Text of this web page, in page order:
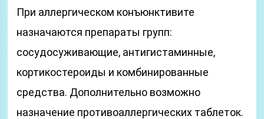
При аллергическом конъюнктивите
назначаются препараты групп:
сосудосуживающие, антигистаминные,
кортикостероиды и комбинированные
средства. Дополнительно возможно
назначение противоаллергических таблеток.